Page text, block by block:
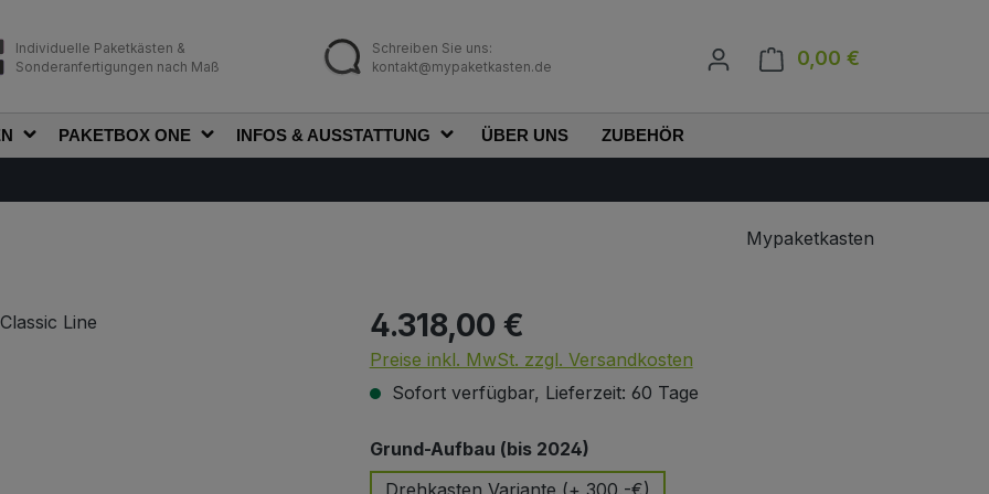
Individuelle Paketkästen &
Sonderanfertigungen nach Maß
Schreiben Sie uns:
kontakt@mypaketkasten.de
0,00 €
PAKETBOX ONE INFOS & AUSSTATTUNG ÜBER UNS ZUBEHÖR
Mypaketkasten
Regulärer Preis:
4.318,00 €
Preise inkl. MwSt. zzgl. Versandkosten
Sofort verfügbar, Lieferzeit: 60 Tage
Grund-Aufbau (bis 2024)auswählen